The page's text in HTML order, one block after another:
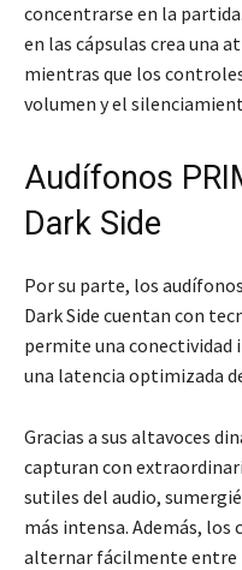
concentrarse en la
en las cápsulas crea una
mientras que los
volumen y el
Audífonos
Dark Side
Por su parte, los audífonos
Dark Side cuentan con
permite una conectividad
una latencia optimizada
Gracias a sus altavoces
capturan con
sutiles del audio,
más intensa. Además,
alternar fácilmente entre